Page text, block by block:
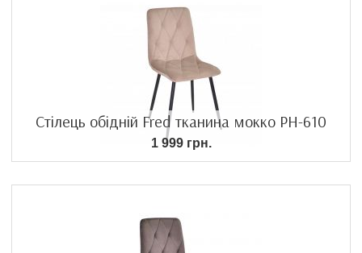
Стілець обідній Fred тканина мокко PH-610
1 999 грн.